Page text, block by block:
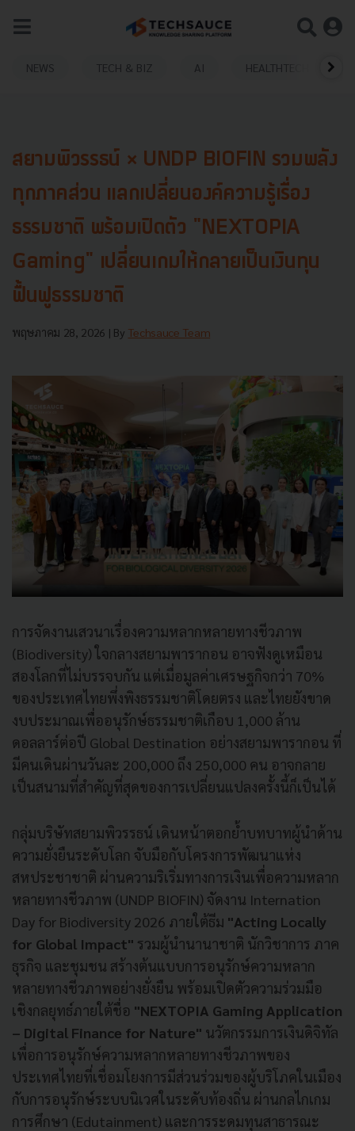
NEWS TECH & BIZ AI HEALTHTECH
สยามพิวรรธน์ × UNDP BIOFIN รวมพลัง
ทุกภาคส่วน แลกเปลี่ยนองค์ความรู้เรื่อง
ธรรมชาติ พร้อมเปิดตัว "NEXTOPIA
Gaming" เปลี่ยนเกมให้กลายเป็นเงินทุน
ฟื้นฟูธรรมชาติ
พฤษภาคม 28, 2026 | By Techsauce Team
การจัดงานเสวนาเรื่องความหลากหลายทางชีวภาพ
(Biodiversity) ใจกลางสยามพารากอน อาจฟังดูเหมือน
สองโลกที่ไม่บรรจบกัน แต่เมื่อมูลค่าเศรษฐกิจกว่า 70%
ของประเทศไทยพึ่งพิงธรรมชาติโดยตรง และไทยยังขาด
งบประมาณเพื่ออนุรักษ์ธรรมชาติเกือบ 1,000 ล้าน
ดอลลาร์ต่อปี Global Destination อย่างสยามพารากอน ที่
มีคนเดินผ่านวันละ 200,000 ถึง 250,000 คน อาจกลาย
เป็นสนามที่สำคัญที่สุดของการเปลี่ยนแปลงครั้งนี้ก็เป็นได้
กลุ่มบริษัทสยามพิวรรธน์ เดินหน้าตอกย้ำบทบาทผู้นำด้าน
ความยั่งยืนระดับโลก จับมือกับโครงการพัฒนาแห่ง
สหประชาชาติ ผ่านความริเริ่มทางการเงินเพื่อความหลาก
หลายทางชีวภาพ (UNDP BIOFIN) จัดงาน Internation
Day for Biodiversity 2026 ภายใต้ธีม "Acting Locally
for Global Impact" รวมผู้นำนานาชาติ นักวิชาการ ภาค
ธุรกิจ และชุมชน สร้างต้นแบบการอนุรักษ์ความหลาก
หลายทางชีวภาพอย่างยั่งยืน พร้อมเปิดตัวความร่วมมือ
เชิงกลยุทธ์ภายใต้ชื่อ "NEXTOPIA Gaming Application
– Digital Finance for Nature" นวัตกรรมการเงินดิจิทัล
เพื่อการอนุรักษ์ความหลากหลายทางชีวภาพของ
ประเทศไทยที่เชื่อมโยงการมีส่วนร่วมของผู้บริโภคในเมือง
กับการอนุรักษ์ระบบนิเวศในระดับท้องถิ่น ผ่านกลไกเกม
การศึกษา (Edutainment) และการระดมทุนสาธารณะ